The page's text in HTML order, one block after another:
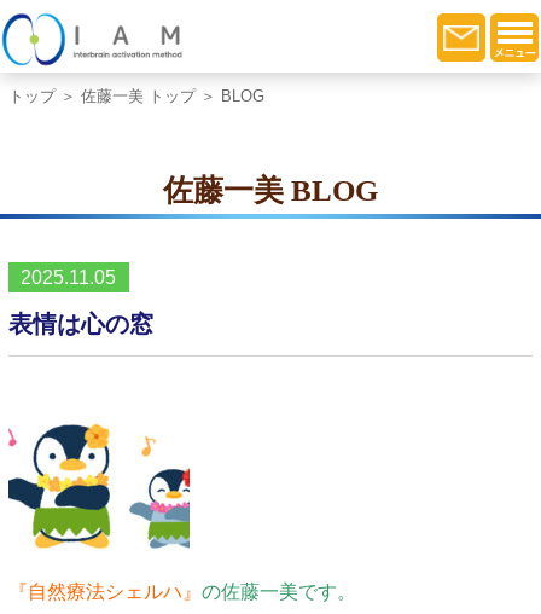
トップ＞ 佐藤一美 トップ＞ BLOG
佐藤一美 BLOG
2025.11.05
表情は心の窓
『自然療法シェルハ』 の佐藤一美です。